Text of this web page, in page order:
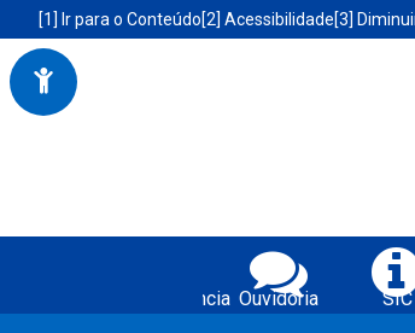
Portal da Prefeitura Municipal de Boa Vista do
Acessibilidade da Prefeitura de Boa Vista
[1] Ir para o Conteúdo[2] Acessibilidade[3]
Serviços da Prefeitura
Transparência Ouvidoria SIC